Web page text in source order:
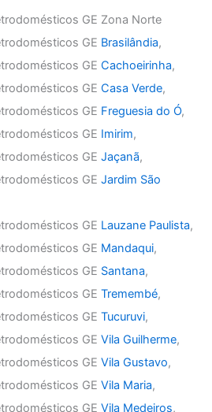
GE Zona Norte
GE Brasilândia,
GECachoeirinha,
GECasa Verde,
GE Freguesia do Ó,
GE Imirim,
GEJaçanã,
GEJardim São
GE Lauzane Paulista,
GE Mandaqui,
GE Santana,
GETremembé,
GETucuruvi,
GEVila Guilherme,
GEVila Gustavo,
GEVila Maria,
GEVila Medeiros,